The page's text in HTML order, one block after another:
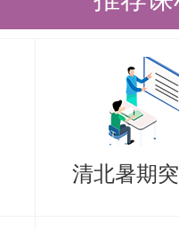
单原件1份，
（如本科院校
清北暑期